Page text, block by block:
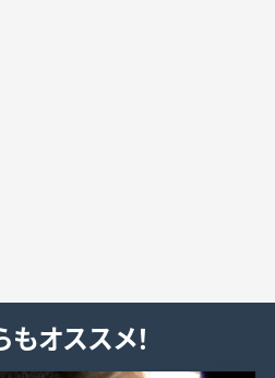
もオススメ！